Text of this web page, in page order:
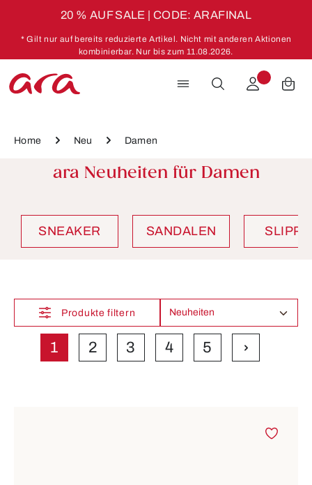
20 % AUF SALE | CODE: ARAFINAL
* Gilt nur auf bereits reduzierte Artikel. Nicht mit anderen Aktionen
kombinierbar. Nur bis zum 11.08.2026.
Home Neu Damen
ara Neuheiten für Damen
SNEAKER SANDALEN
Seite
1 Seite
2 Seite
3 Seite
4 Seite
5
Produkte filtern